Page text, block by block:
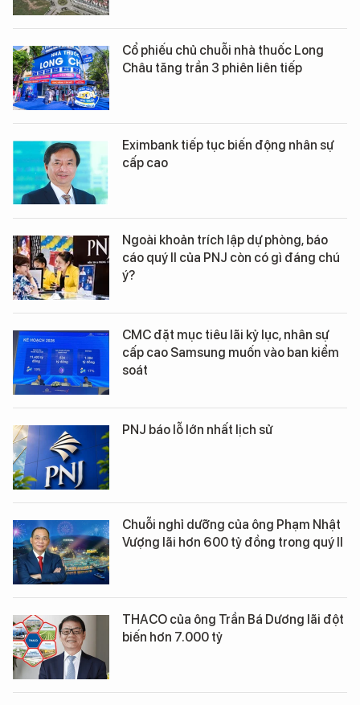
Cổ phiếu chủ chuỗi nhà thuốc Long
Châu tăng trần 3 phiên liên tiếp
Eximbank tiếp tục biến động nhân sự
cấp cao
Ngoài khoản trích lập dự phòng, báo
cáo quý II của PNJ còn có gì đáng chú
ý?
CMC đặt mục tiêu lãi kỷ lục, nhân sự
cấp cao Samsung muốn vào ban kiểm
soát
PNJ báo lỗ lớn nhất lịch sử
Chuỗi nghỉ dưỡng của ông Phạm Nhật
Vượng lãi hơn 600 tỷ đồng trong quý II
THACO của ông Trần Bá Dương lãi đột
biến hơn 7.000 tỷ